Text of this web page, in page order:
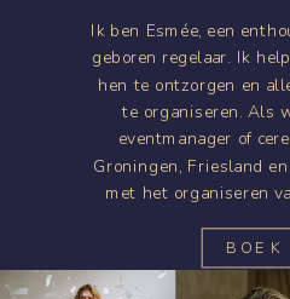
BOEK
Ik ben Esmée, een
geboren regelaar. Ik
hen te ontzorgen en
te organiseren. Als
eventmanager of
Groningen, Friesland
met het organiseren